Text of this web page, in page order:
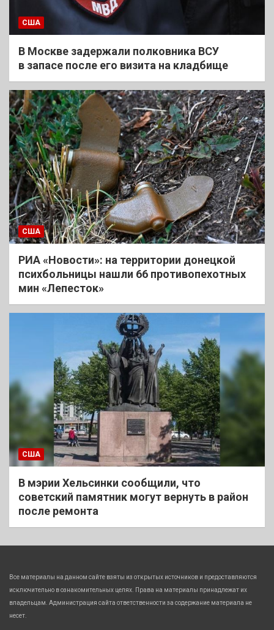
США
В Москве задержали полковника ВСУ
в запасе после его визита на кладбище
США
РИА «Новости»: на территории донецкой
психбольницы нашли 66 противопехотных
мин «Лепесток»
США
В мэрии Хельсинки сообщили, что
советский памятник могут вернуть в район
после ремонта
Все материалы на данном сайте взяты из открытых источников и предоставляются
исключительно в ознакомительных целях. Права на материалы принадлежат их
владельцам. Администрация сайта ответственности за содержание материала не
несет.